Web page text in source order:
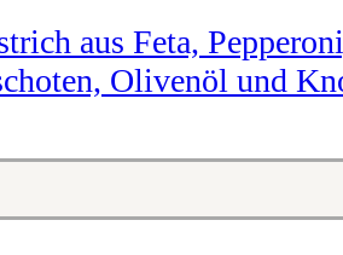
aus Feta,
Olivenöl und